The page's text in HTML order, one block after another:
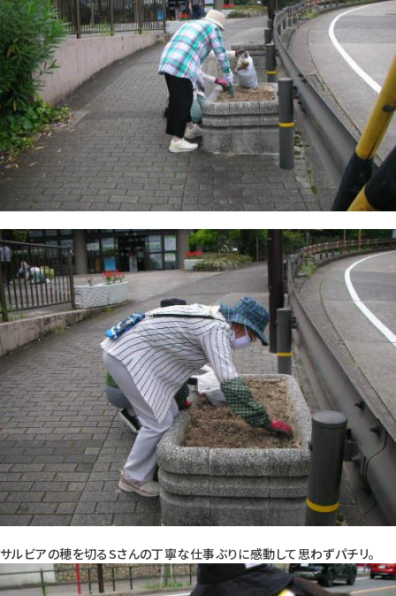
サルビアの穂を切るSさんの丁寧な仕事ぶりに感動して思わずパチリ。